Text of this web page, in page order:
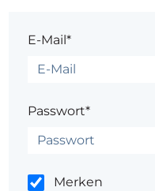
E-Mail*
Passwort*
Merken